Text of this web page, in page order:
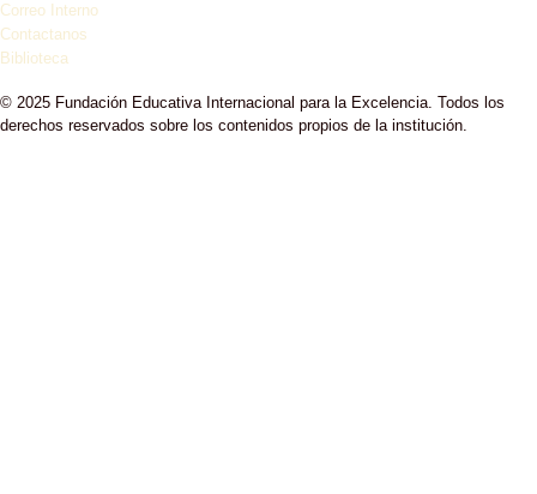
Correo Interno
Contactanos
Biblioteca
© 2025 Fundación Educativa Internacional para la Excelencia. Todos los
derechos reservados sobre los contenidos propios de la institución.